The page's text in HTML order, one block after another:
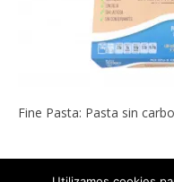
Fine Pasta: Pasta sin